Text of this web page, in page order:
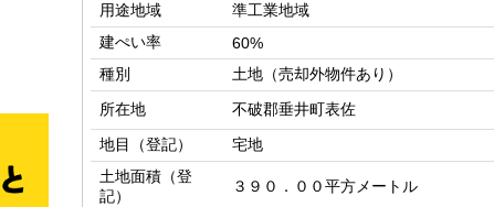
用途地域
準工業地域
建ぺい率
60%
種別
土地（売却外物件あり）
所在地
不破郡垂井町表佐
地目（登記）
宅地
土地面積（登
記）
３９０．００平方メートル